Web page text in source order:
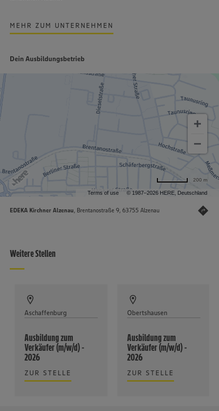
MEHR ZUM UNTERNEHMEN
Dein Ausbildungsbetrieb
Terms of use © 1987–2026 HERE, Deutschland
200 m
EDEKA Kirchner Alzenau, Brentanostraße 9, 63755 Alzenau
Weitere Stellen
Aschaffenburg
Ausbildung zum
Verkäufer (m/w/d) -
2026
ZUR STELLE
Obertshausen
Ausbildung zum
Verkäufer (m/w/d) -
2026
ZUR STELLE